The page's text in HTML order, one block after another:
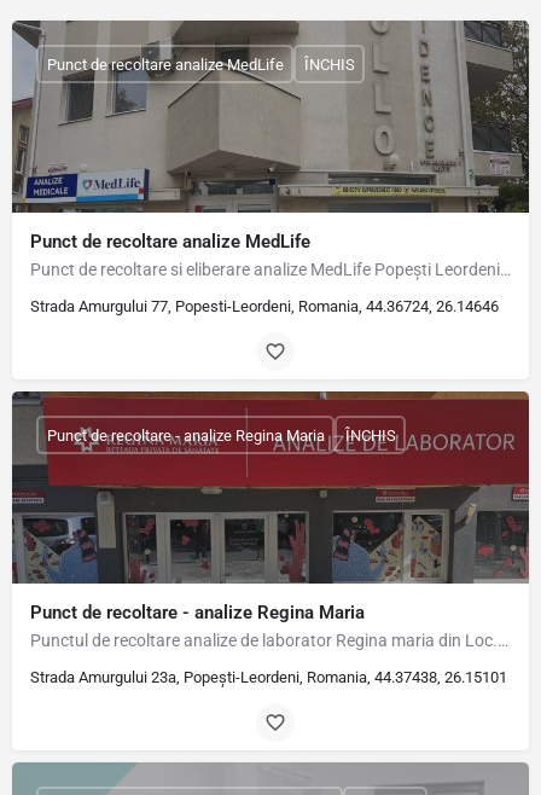
Punct de recoltare analize MedLife
Punct de recoltare si eliberare analize MedLife Popești Leordeni Adresă Str. Amurgului, nr. 77, Popești…
Strada Amurgului 77, Popesti-Leordeni, Romania, 44.36724, 26.14646
Punct de recoltare analize MedLife ÎNCHIS
Punct de recoltare - analize Regina Maria
Punctul de recoltare analize de laborator Regina maria din Loc. Popești Leordeni, Str. Amurgului, Nr. 23A,…
Strada Amurgului 23a, Popești-Leordeni, Romania, 44.37438, 26.15101
Punct de recoltare - analize Regina Maria ÎNCHIS